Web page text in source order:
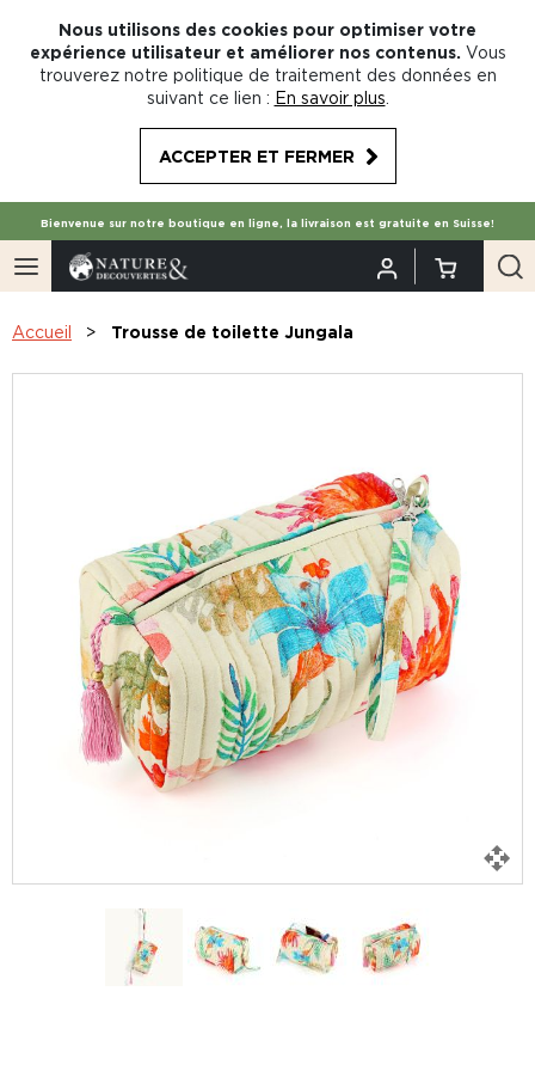
Nous utilisons des cookies pour optimiser votre
expérience utilisateur et améliorer nos contenus. Vous
trouverez notre politique de traitement des données en
suivant ce lien : En savoir plus
ACCEPTER ET FERMER
Bienvenue sur notre boutique en ligne, la livraison est gratuite en Suisse!
Accueil Trousse de toilette Jungala